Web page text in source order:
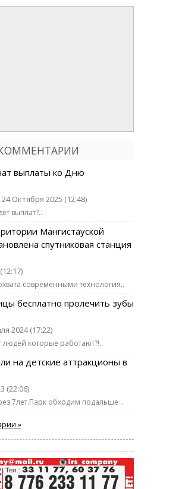
выплаты ко Дню
24 Октября 2025 (12:48)
выплат?..
Мангистауской
спутниковая станция
современными технология..
бесплатно пролечить зубы
2024 (17:22)
людей которые работают?!..
на детские аттракционы в
(22:06)
7лет.Парк обходим подальше ..
»